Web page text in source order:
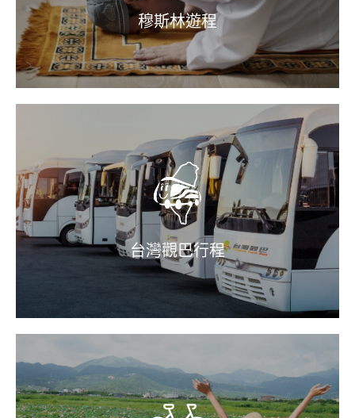
穆斯林遊程
台灣觀巴行程